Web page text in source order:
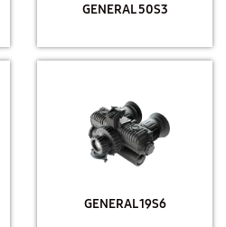
GENERAL 50S3
GENERAL 19S6